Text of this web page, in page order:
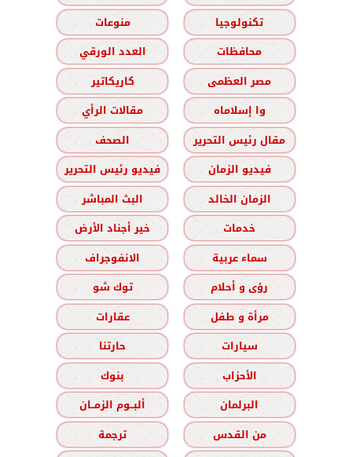
تكنولوجيا
منوعات
محافظات
العدد الورقي
مصر العظمى
كاريكاتير
وا إسلاماه
مقالات الرأي
مقال رئيس التحرير
الصحف
فيديو الزمان
فيديو رئيس التحرير
الزمان الخالد
البث المباشر
خدمات
خير أجناد الأرض
سماء عربية
الانفوجراف
رؤى و أحلام
توك شو
مرأة و طفل
عقارات
سيارات
حارتنا
الأحزاب
بنوك
البرلمان
ألبــوم الزمــان
من القدس
ترجمة